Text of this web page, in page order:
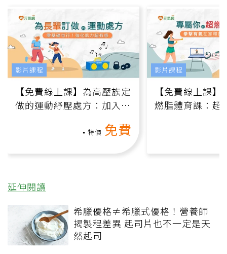
【免費線上課】為高壓族定
做的運動紓壓處方：加入行
特價 免費
影片課程
【免費線上課
燃脂體育課：超
影片課程
延伸閱讀
希臘優格≠希臘式優格！營養師
揭製程差異 起司片也不一定是天
然起司